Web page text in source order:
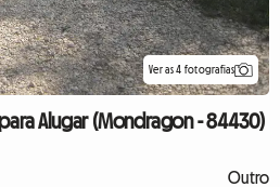
Ver as 4 fotografias
Alugar (Mondragon - 84430)
Outro